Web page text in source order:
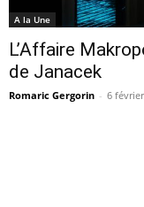
A la Une
L’Affaire
de Janacek
Romaric Gergorin - 6